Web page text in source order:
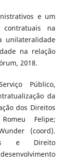
e um
na
unilateralidade
na relação
2018.
Público,
da
dos Direitos
Felipe;
(coord).
e Direito